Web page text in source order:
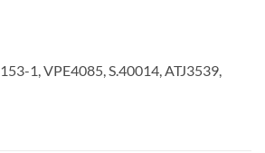
1, VPE4085, S.40014, ATJ3539,